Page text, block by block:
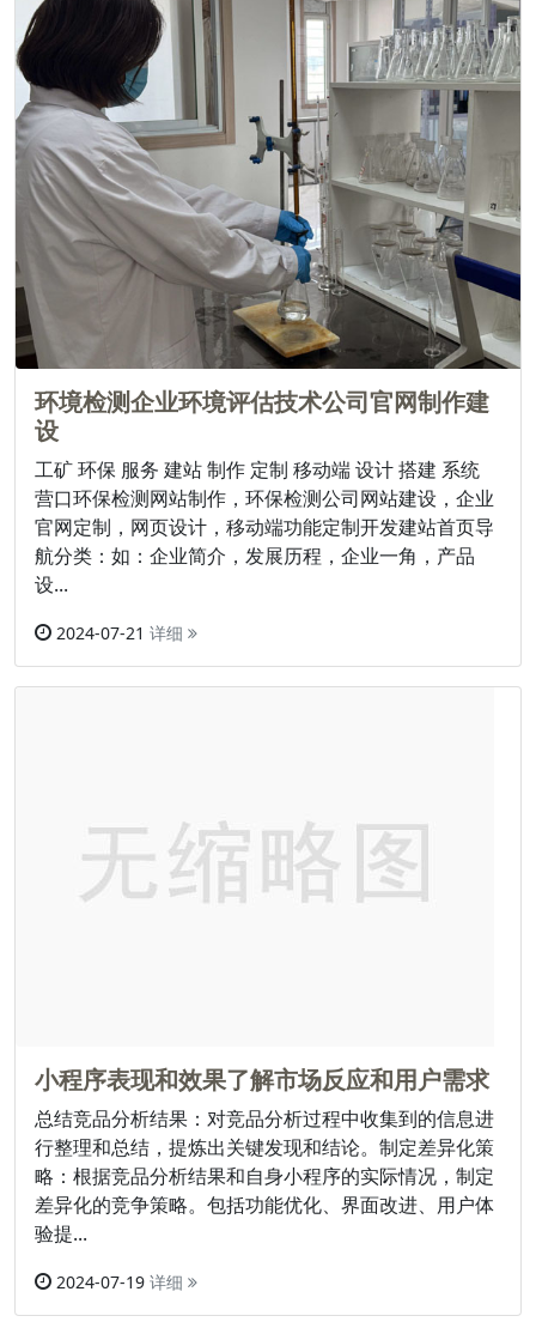
环境检测企业环境评估技术公司官网制作建
设
工矿 环保 服务 建站 制作 定制 移动端 设计 搭建 系统
营口环保检测网站制作，环保检测公司网站建设，企业
官网定制，网页设计，移动端功能定制开发建站首页导
航分类：如：企业简介，发展历程，企业一角，产品
设...
2024-07-21 详细
小程序表现和效果了解市场反应和用户需求
总结竞品分析结果：对竞品分析过程中收集到的信息进
行整理和总结，提炼出关键发现和结论。制定差异化策
略：根据竞品分析结果和自身小程序的实际情况，制定
差异化的竞争策略。包括功能优化、界面改进、用户体
验提...
2024-07-19 详细